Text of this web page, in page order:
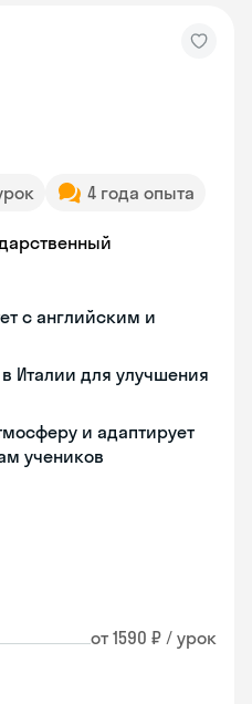
4 года опыта
с английским и
Италии для улучшения
и адаптирует
учеников
от 1590 ₽ / урок